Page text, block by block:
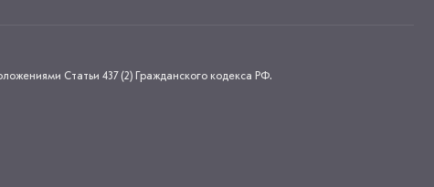
Статьи 437 (2) Гражданского кодекса РФ.